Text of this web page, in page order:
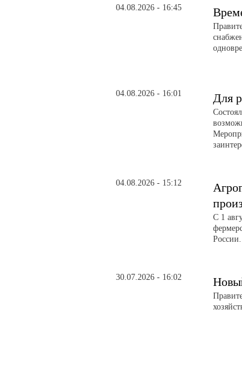
04.08.2026 - 16:45
04.08.2026 - 16:01 Для
04.08.2026 - 15:12
С 1
России.
30.07.2026 - 16:02